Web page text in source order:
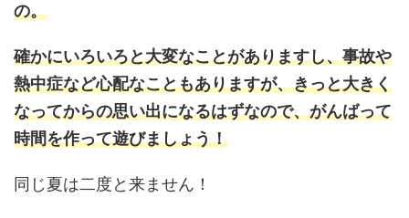
の。
確かにいろいろと大変なことがありますし、事故や
熱中症など心配なこともありますが、きっと大きく
なってからの思い出になるはずなので、がんばって
時間を作って遊びましょう！
同じ夏は二度と来ません！